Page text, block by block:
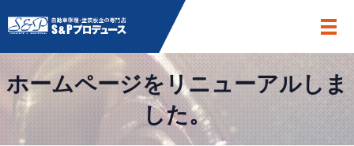
メ
ホームページをリニューアルしま
した。